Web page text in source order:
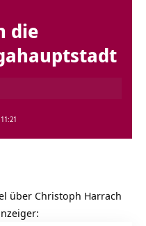
die
über Christoph Harrach